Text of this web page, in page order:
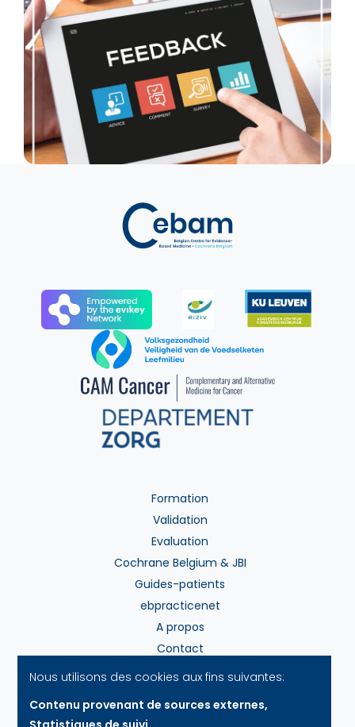
Modes de paiement
Formation
Validation
Evaluation
Cochrane Belgium & JBI
Guides-patients
ebpracticenet
A propos
Contact
Nous utilisons des cookies aux fins suivantes:
Contenu provenant de sources externes,